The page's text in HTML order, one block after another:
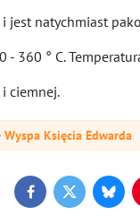
jest natychmiast
- 360 ° C.
ciemnej.
Wyspa Księcia Edwarda
FacebookTwitter